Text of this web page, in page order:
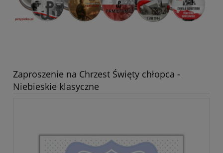
Zaproszenie na Chrzest Święty chłopca -
Niebieskie klasyczne